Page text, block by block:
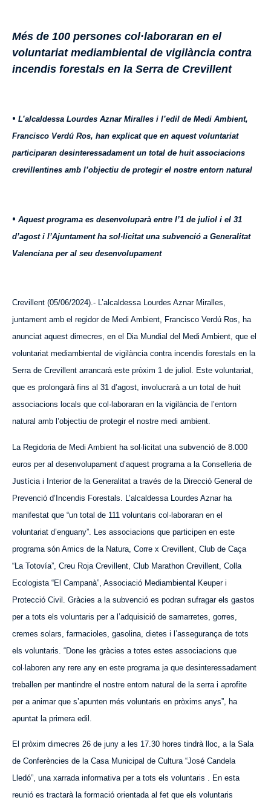
Més de 100 persones col·laboraran en el
voluntariat mediambiental de vigilància contra
incendis forestals en la Serra de Crevillent
• L’alcaldessa Lourdes Aznar Miralles i l’edil de Medi Ambient,
Francisco Verdú Ros, han explicat que en aquest voluntariat
participaran desinteressadament un total de huit associacions
crevillentines amb l’objectiu de protegir el nostre entorn natural
• Aquest programa es desenvoluparà entre l’1 de juliol i el 31
d’agost i l’Ajuntament ha sol·licitat una subvenció a Generalitat
Valenciana per al seu desenvolupament
Crevillent (05/06/2024).- L’alcaldessa Lourdes Aznar Miralles,
juntament amb el regidor de Medi Ambient, Francisco Verdú Ros, ha
anunciat aquest dimecres, en el Dia Mundial del Medi Ambient, que el
voluntariat mediambiental de vigilància contra incendis forestals en la
Serra de Crevillent arrancarà este pròxim 1 de juliol. Este voluntariat,
que es prolongarà fins al 31 d’agost, involucrarà a un total de huit
associacions locals que col·laboraran en la vigilància de l’entorn
natural amb l’objectiu de protegir el nostre medi ambient.
La Regidoria de Medi Ambient ha sol·licitat una subvenció de 8.000
euros per al desenvolupament d’aquest programa a la Conselleria de
Justícia i Interior de la Generalitat a través de la Direcció General de
Prevenció d’Incendis Forestals. L’alcaldessa Lourdes Aznar ha
manifestat que “un total de 111 voluntaris col·laboraran en el
voluntariat d’enguany”. Les associacions que participen en este
programa són Amics de la Natura, Corre x Crevillent, Club de Caça
“La Totovía”, Creu Roja Crevillent, Club Marathon Crevillent, Colla
Ecologista “El Campanà”, Associació Mediambiental Keuper i
Protecció Civil. Gràcies a la subvenció es podran sufragar els gastos
per a tots els voluntaris per a l’adquisició de samarretes, gorres,
cremes solars, farmacioles, gasolina, dietes i l’assegurança de tots
els voluntaris. “Done les gràcies a totes estes associacions que
col·laboren any rere any en este programa ja que desinteressadament
treballen per mantindre el nostre entorn natural de la serra i aprofite
per a animar que s’apunten més voluntaris en pròxims anys”, ha
apuntat la primera edil.
El pròxim dimecres 26 de juny a les 17.30 hores tindrà lloc, a la Sala
de Conferències de la Casa Municipal de Cultura “José Candela
Lledó”, una xarrada informativa per a tots els voluntaris . En esta
reunió es tractarà la formació orientada al fet que els voluntaris